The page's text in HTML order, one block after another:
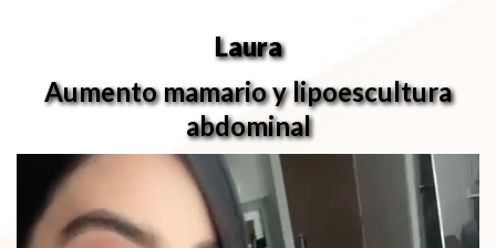
Laura
Aumento mamario y lipoescultura
abdominal